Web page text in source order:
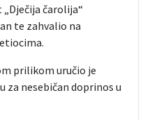
čarolija“
te zahvalio na
prilikom uručio je
za nesebičan doprinos u